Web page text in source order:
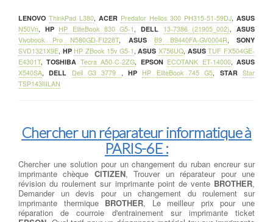
LENOVO ThinkPad L380, ACER Predator Helios 300 PH315-51-59DJ, ASUS
N50Vn, HP HP EliteBook 830 G5-1 ,DELL 13-7386 (21905_002),ASUS
Vivobook Pro N580GD-FI228T, ASUS B9 B9440FA-GV0004R, SONY
SVD1321X9E, HP HP ZBook 15v G5-1 ,ASUS X756UQ, ASUS TUF FX504GE-
E4301T,TOSHIBA Tecra A50-C-2ZG, EPSON ECOTANK ET-14000,ASUS
X540SA,DELL Dell G3 3779 ,HP HP EliteBook 745 G5, STAR Star
TSP143IIILAN
Chercher un réparateur informatique à
PARIS-6E :
Chercher une solution pour un changement du ruban encreur sur
imprimante chèque CITIZEN, Trouver un réparateur pour une
révision du roulement sur imprimante point de vente BROTHER,
Demander un devis pour un changement du roulement sur
imprimante thermique BROTHER, Le meilleur prix pour une
réparation de courroie d'entrainement sur imprimante ticket